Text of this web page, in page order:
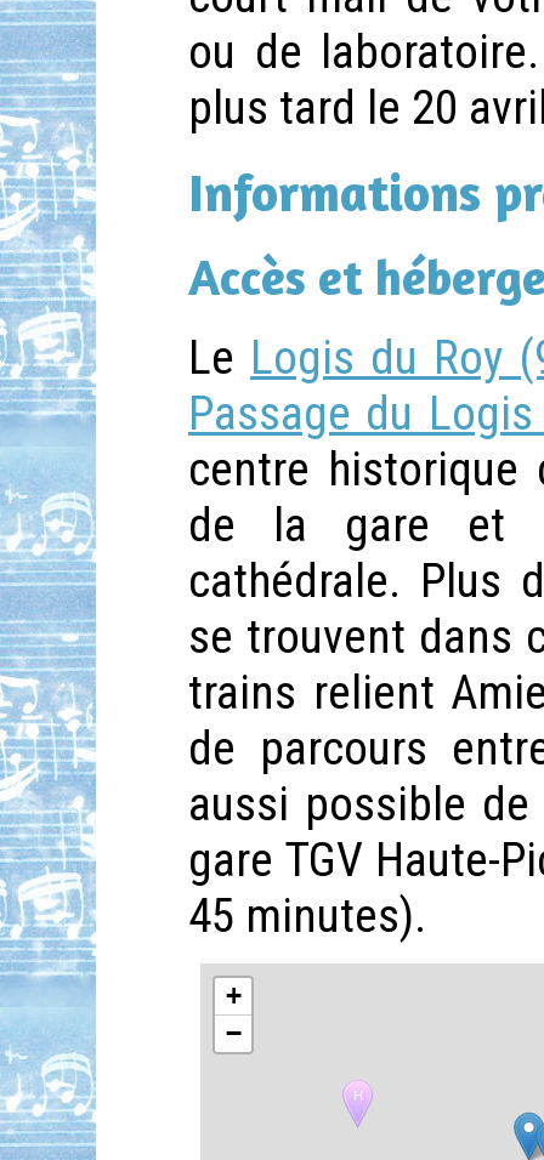
ou de
plus tard le 20
Informations
Accès et
Le Logis du Roy
Passage du
centre historique
de la gare et
cathédrale. Plus
se trouvent dans
trains relient
de parcours
aussi possible
gare TGV Haute-
45 minutes).
H
+
−